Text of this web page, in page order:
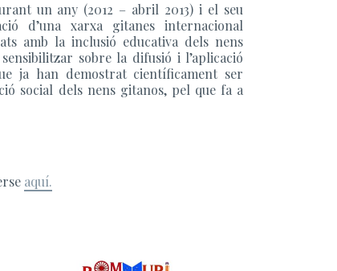
un any (2012 – abril 2013) i el seu
d’una xarxa gitanes internacional
amb la inclusió educativa dels nens
sobre la difusió i l’aplicació
ja han demostrat científicament ser
social dels nens gitanos, pel que fa a
aquí.